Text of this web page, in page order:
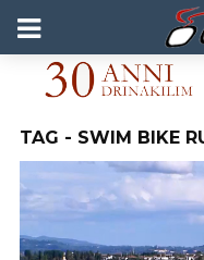
TAG - SWIM BIKE